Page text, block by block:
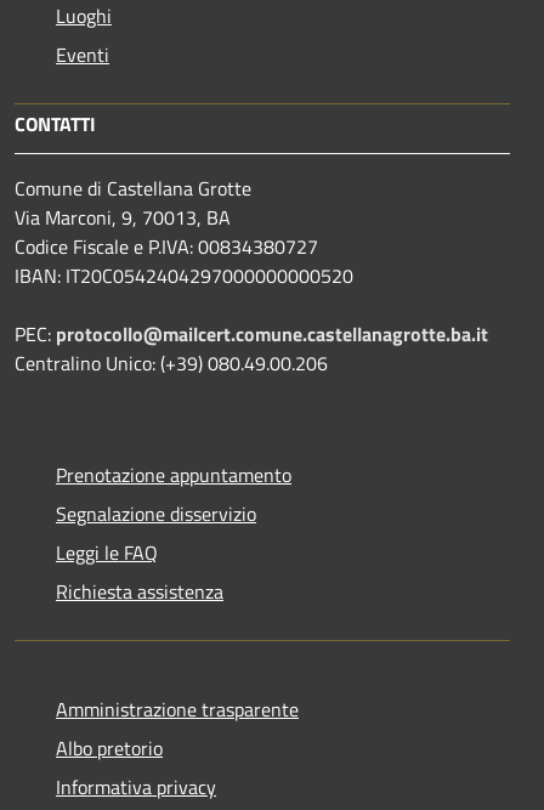
Luoghi
Eventi
CONTATTI
Comune di Castellana Grotte
Via Marconi, 9, 70013, BA
Codice Fiscale e P.IVA: 00834380727
IBAN: IT20C0542404297000000000520
PEC: protocollo@mailcert.comune.castellanagrotte.ba.it
Centralino Unico: (+39) 080.49.00.206
Prenotazione appuntamento
Segnalazione disservizio
Leggi le FAQ
Richiesta assistenza
Amministrazione trasparente
Albo pretorio
Informativa privacy